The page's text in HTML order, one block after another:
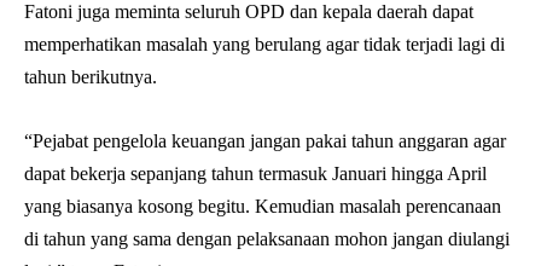
Fatoni juga meminta seluruh OPD dan kepala daerah dapat
memperhatikan masalah yang berulang agar tidak terjadi lagi di
tahun berikutnya.
“Pejabat pengelola keuangan jangan pakai tahun anggaran agar
dapat bekerja sepanjang tahun termasuk Januari hingga April
yang biasanya kosong begitu. Kemudian masalah perencanaan
di tahun yang sama dengan pelaksanaan mohon jangan diulangi